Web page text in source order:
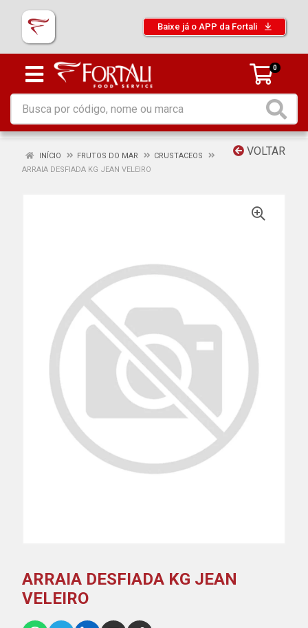
Baixe já o APP da Fortali
0
VOLTAR
INÍCIO FRUTOS DO MAR
CRUSTACEOS
ARRAIA DESFIADA KG JEAN VELEIRO
ARRAIA DESFIADA KG JEAN
VELEIRO